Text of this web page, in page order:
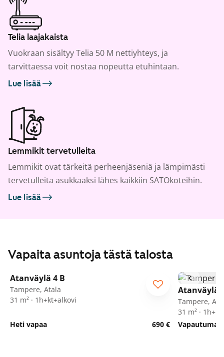
Telia laajakaista
Vuokraan sisältyy Telia 50 M nettiyhteys, ja
tarvittaessa voit nostaa nopeutta etuhintaan.
Lue lisää
Lemmikit tervetulleita
Lemmikit ovat tärkeitä perheenjäseniä ja lämpimästi
tervetulleita asukkaaksi lähes kaikkiin SATOkoteihin.
Lue lisää
Vapaita asuntoja tästä talosta
/13
Atanväylä 4 B
Tampere, Atala
31 m² · 1h+kt+alkovi
Heti vapaa 690 €
Atanväylä
Tampere,
31 m² ·